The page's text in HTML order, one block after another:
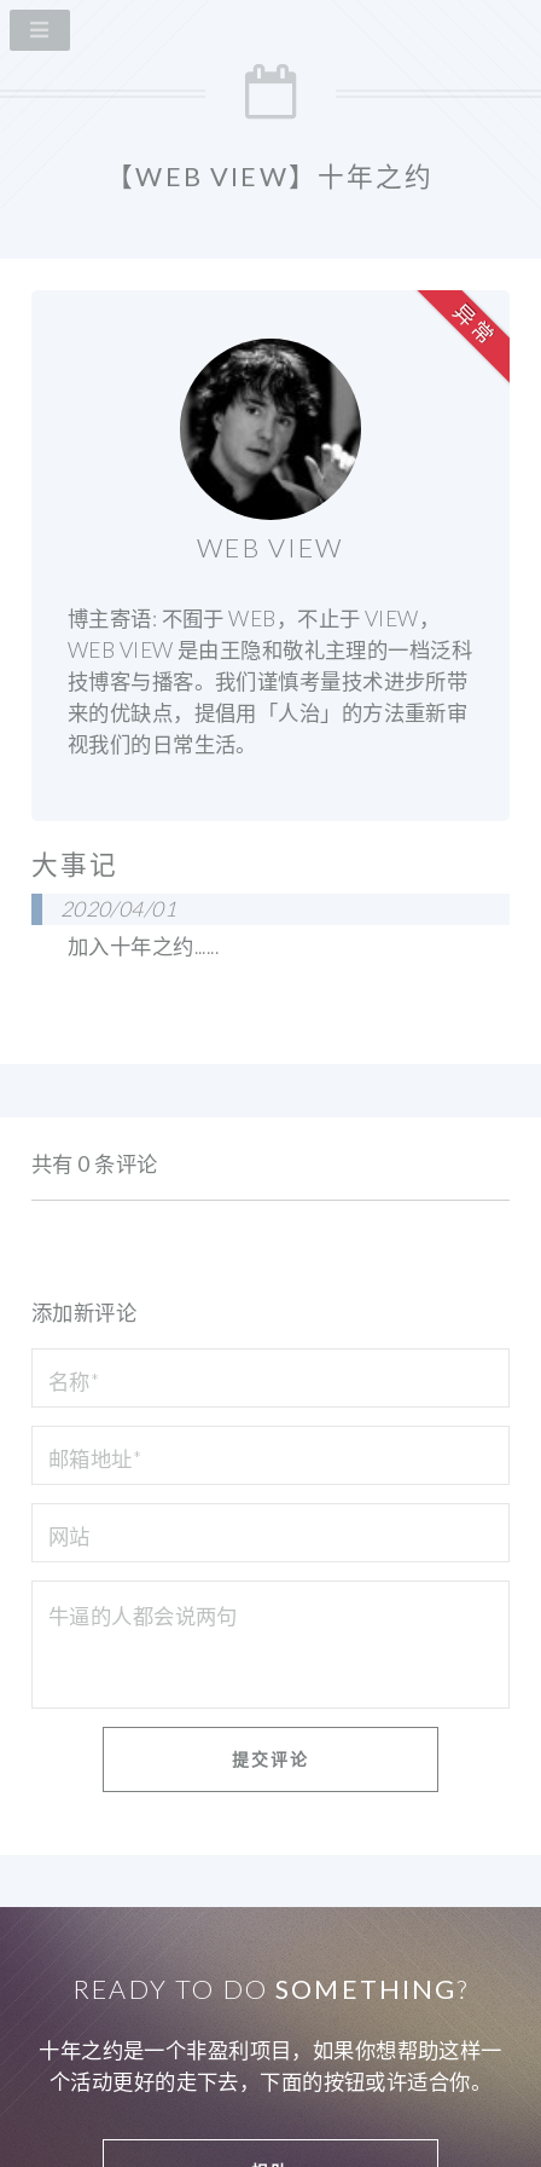
【WEB VIEW】十年之约
WEB VIEW
博主寄语: 不囿于 WEB，不止于 VIEW，
WEB VIEW 是由王隐和敬礼主理的一档泛科
技博客与播客。我们谨慎考量技术进步所带
来的优缺点，提倡用「人治」的方法重新审
视我们的日常生活。
异 常
大事记
2020/04/01
加入十年之约......
共有 0 条评论
添加新评论
READY TO DOSOMETHING?
十年之约是一个非盈利项目，如果你想帮助这样一
个活动更好的走下去，下面的按钮或许适合你。